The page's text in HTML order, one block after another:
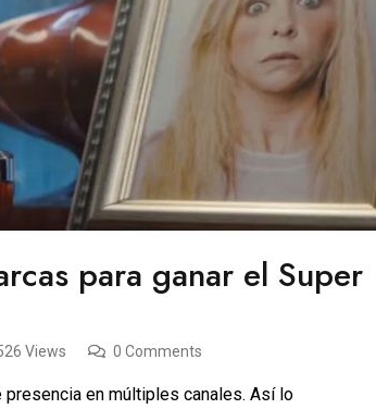
para ganar el Super
Views 0 Comments
en múltiples canales. Así lo